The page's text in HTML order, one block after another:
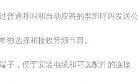
普通呼叫和自动应答的群组呼叫发送
独选择和接收音频节目。
子，便于安装电缆和可选配件的连接